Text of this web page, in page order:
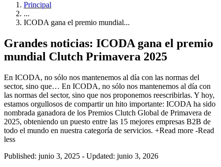
Principal
...
ICODA gana el premio mundial...
Grandes noticias: ICODA gana el premio
mundial Clutch Primavera 2025
En ICODA, no sólo nos mantenemos al día con las normas del
sector, sino que… En ICODA, no sólo nos mantenemos al día con
las normas del sector, sino que nos proponemos reescribirlas. Y hoy,
estamos orgullosos de compartir un hito importante: ICODA ha sido
nombrada ganadora de los Premios Clutch Global de Primavera de
2025, obteniendo un puesto entre las 15 mejores empresas B2B de
todo el mundo en nuestra categoría de servicios. +Read more -Read
less
Published: junio 3, 2025 - Updated: junio 3, 2026